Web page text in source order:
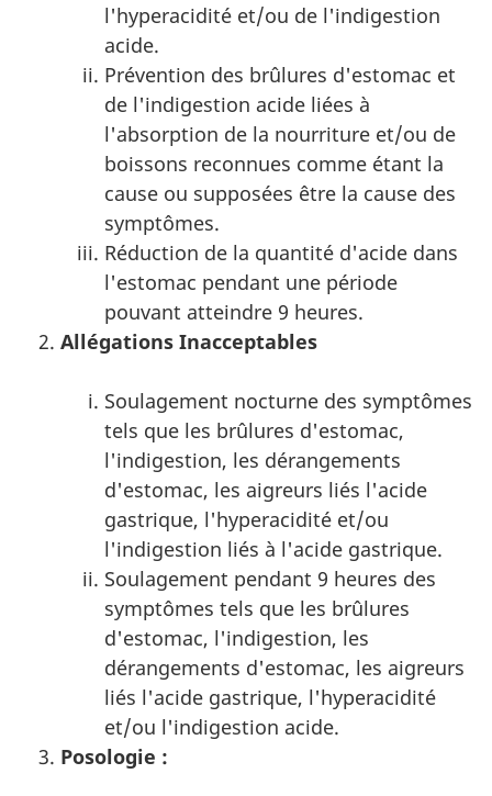
l'hyperacidité et/ou de l'indigestion
acide.
Prévention des brûlures d'estomac et
de l'indigestion acide liées à
l'absorption de la nourriture et/ou de
boissons reconnues comme étant la
cause ou supposées être la cause des
symptômes.
Réduction de la quantité d'acide dans
l'estomac pendant une période
pouvant atteindre 9 heures.
Allégations Inacceptables
Soulagement nocturne des symptômes
tels que les brûlures d'estomac,
l'indigestion, les dérangements
d'estomac, les aigreurs liés l'acide
gastrique, l'hyperacidité et/ou
l'indigestion liés à l'acide gastrique.
Soulagement pendant 9 heures des
symptômes tels que les brûlures
d'estomac, l'indigestion, les
dérangements d'estomac, les aigreurs
liés l'acide gastrique, l'hyperacidité
et/ou l'indigestion acide.
Posologie :